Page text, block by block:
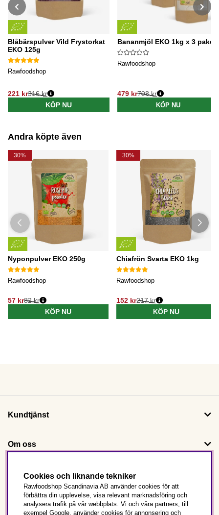
Blåbärspulver Vild Frystorkat
EKO 125g
Rawfoodshop
221 kr
Ordinarie pris:
316 kr
KÖP NU
Bananmjöl EKO 1kg x 3 paket
Rawfoodshop
479 kr
Ordinarie pris:
798 kr
KÖP NU
Andra köpte även
30%
Nyponpulver EKO 250g
Rawfoodshop
57 kr82 kr
KÖP NU
30%
Chiafrön Svarta EKO 1kg
Rawfoodshop
152 kr217 kr
KÖP NU
Kundtjänst
Om oss
Följ oss
Det här är Rawfoodshop
Cookies och liknande tekniker
Rawfoodshop Scandinavia AB använder cookies för att
förbättra din upplevelse, visa relevant marknadsföring och
analysera trafik på vår webbplats. Vi och våra partners, till
exempel Google, använder cookies för annonsering och